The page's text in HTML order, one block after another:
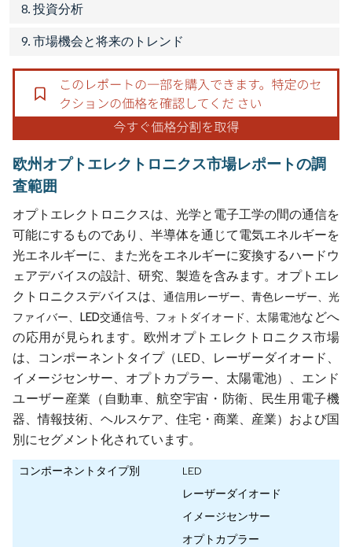
8. 投資分析
9. 市場機会と将来のトレンド
欧州オプトエレクトロニクス市場レポートの調
査範囲
オプトエレクトロニクスは、光学と電子工学の間の通信を
可能にするものであり、半導体を通じて電気エネルギーを
光エネルギーに、また光をエネルギーに変換するハードウ
ェアデバイスの設計、研究、製造を含みます。オプトエレ
クトロニクスデバイスは、 通信用レーザー、青色レーザー、光
ファイバー、LED交通信号、フォトダイオード、太陽電池などへ
の応用が見られます。欧州オプトエレクトロニクス市場
は、コンポーネントタイプ（LED、レーザーダイオード、
イメージセンサー、オプトカプラー、太陽電池）、エンド
ユーザー産業（自動車、航空宇宙・防衛、民生用電子機
器、情報技術、ヘルスケア、住宅・商業、産業）および国
別にセグメント化されています。
コンポーネントタイプ別
LED
レーザーダイオード
イメージセンサー
オプトカプラー